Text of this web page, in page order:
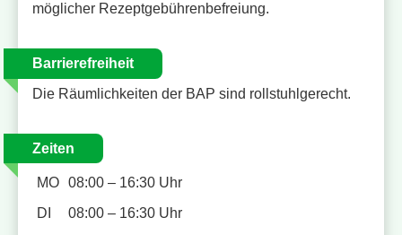
möglicher Rezeptgebührenbefreiung.
Barrierefreiheit
Die Räumlichkeiten der BAP sind rollstuhlgerecht.
Zeiten
MO 08:00 – 16:30 Uhr
DI
08:00 – 16:30 Uhr